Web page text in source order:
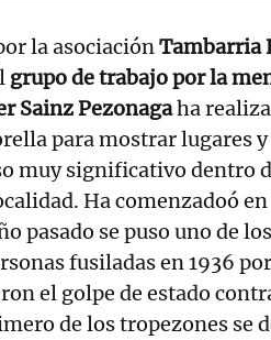
la asociaciónTambarria
grupo de trabajo por la
Sainz Pezonagaha
para mostrar lugares
muy significativo dentro
Ha comenzadoó
pasado se puso uno de
fusiladas en 1936
el golpe de estado
de los tropezones se